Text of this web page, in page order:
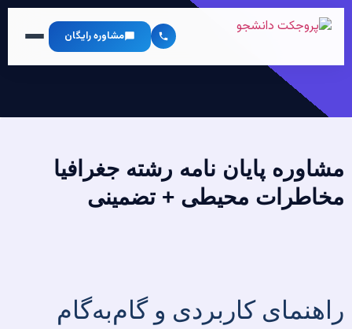
مشاوره رایگان
مشاوره پایان نامه رشته جغرافیا
مخاطرات محیطی + تضمینی
راهنمای کاربردی و گام‌به‌گام